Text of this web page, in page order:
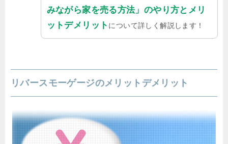
みながら家を売る方法」のやり方とメリ
ットデメリット について詳しく解説します！
リバースモーゲージのメリットデメリット